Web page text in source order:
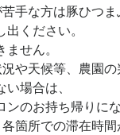
手な方は豚ひつま
ください。
せん。
や天候等、農園
場合は、
のお持ち帰りにな
箇所での滞在時